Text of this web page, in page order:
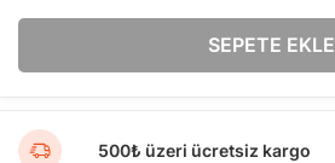
SEPETE EKLE
500₺ üzeri ücretsiz kargo